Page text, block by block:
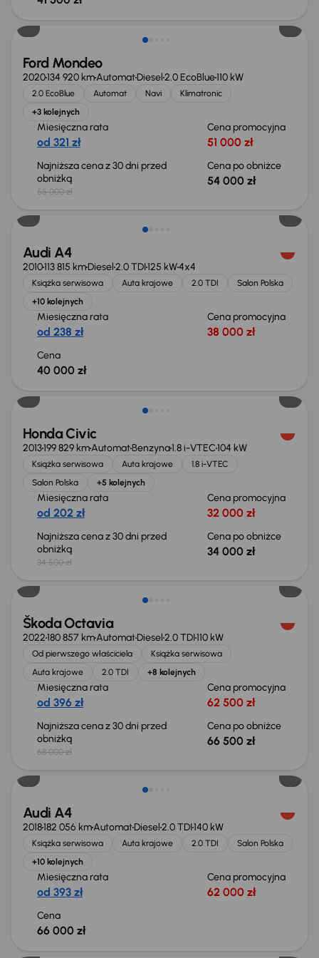
Taniej o 1 000 zł
Ford Mondeo
2020134 920 kmAutomatDiesel2.0 EcoBlue110 kW
2.0 EcoBlue Automat Navi
Klimatronic
+3 kolejnych
Miesięczna rata
od 321 zł
Cena promocyjna
51 000 zł
Najniższa cena z 30 dni przed
obniżką
55 000 zł
Cena po obniżce
54 000 zł
Audi A4
2010113 815 kmDiesel2.0 TDI125 kW4x4
Książka serwisowa Auta krajowe 2.0 TDI
Salon Polska
+10 kolejnych
Miesięczna rata
od 238 zł
Cena promocyjna
38 000 zł
Cena
40 000 zł
Honda Civic
2013199 829 kmAutomatBenzyna1.8 i-VTEC104 kW
Książka serwisowa Auta krajowe
1.8 i-VTEC
Salon Polska
+5 kolejnych
Miesięczna rata
od 202 zł
Cena promocyjna
32 000 zł
Najniższa cena z 30 dni przed
obniżką
34 500 zł
Cena po obniżce
34 000 zł
Świeżo skupione
Škoda Octavia
2022180 857 kmAutomatDiesel2.0 TDI110 kW
Od pierwszego właściciela
Książka serwisowa
Auta krajowe
2.0 TDI +8 kolejnych
Miesięczna rata
od 396 zł
Cena promocyjna
62 500 zł
Najniższa cena z 30 dni przed
obniżką
68 000 zł
Cena po obniżce
66 500 zł
Audi A4
2018182 056 kmAutomatDiesel2.0 TDI140 kW
Książka serwisowa Auta krajowe 2.0 TDI
Salon Polska
+10 kolejnych
Miesięczna rata
od 393 zł
Cena promocyjna
62 000 zł
Cena
66 000 zł